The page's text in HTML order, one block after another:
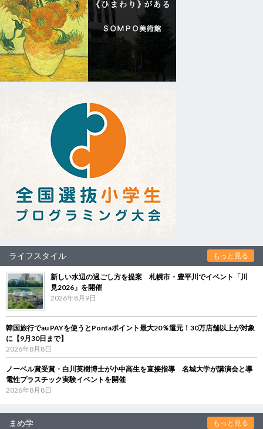
ライフスタイル もっと見る
新しい水辺の過ごし方を提案 札幌市・豊平川でイベント「川
見2026」を開催
2026年8月9日
韓国旅行でau PAYを使うとPontaポイント最大20％還元！30万店舗以上が対象
に【9月30日まで】
2026年8月8日
ノーベル賞受賞・白川英樹博士が小中高生を直接指導 名城大学が講演会と導
電性プラスチック実験イベントを開催
2026年8月8日
まめ学 もっと見る